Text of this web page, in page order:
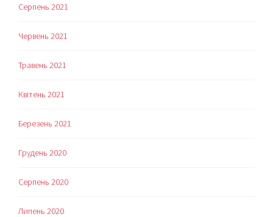
Серпень 2021
Червень 2021
Травень 2021
Квітень 2021
Березень 2021
Грудень 2020
Серпень 2020
Липень 2020